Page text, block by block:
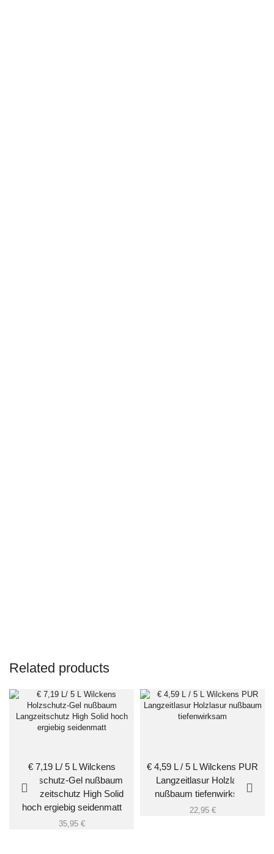
Related products
€ 7,19 L/ 5 L Wilckens
Holzschutz-Gel nußbaum
Langzeitschutz High Solid
hoch ergiebig seidenmatt
35,95 €
€ 4,59 L / 5 L Wilckens PUR
Langzeitlasur Holzlasur
nußbaum tiefenwirksam
22,95 €